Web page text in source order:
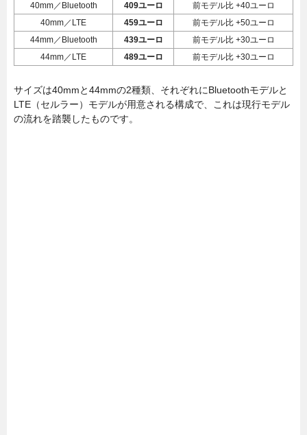
40mm／Bluetooth 409ユーロ
前モデル比 +40ユーロ
40mm／LTE
459ユーロ
前モデル比 +50ユーロ
44mm／Bluetooth
439ユーロ
前モデル比 +30ユーロ
44mm／LTE
489ユーロ 前モデル比 +30ユーロ
サイズは40mmと44mmの2種類、それぞれにBluetoothモデルと
LTE（セルラー）モデルが用意される構成で、これは現行モデル
の流れを踏襲したものです。